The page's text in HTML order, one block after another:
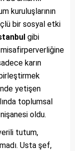
kuruluşlarının
bir sosyal etki
gibi
karın
yetişen
toplumsal
oldu.
tutum,
Usta şef,